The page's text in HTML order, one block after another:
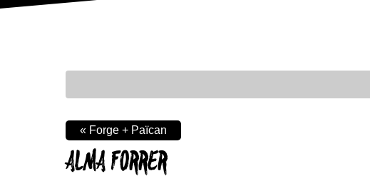
ALMA FORRER
« Forge + Païcan